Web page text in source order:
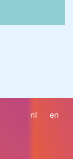
nl en